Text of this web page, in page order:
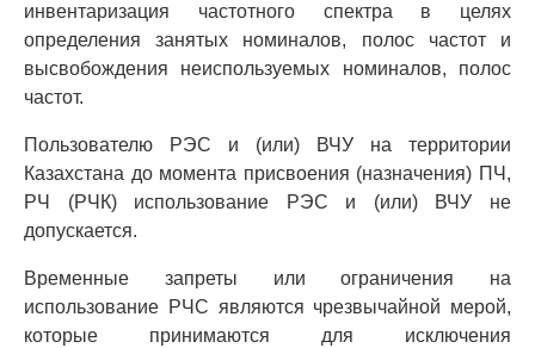
инвентаризация частотного спектра в целях
определения занятых номиналов, полос частот и
высвобождения неиспользуемых номиналов, полос
частот.
Пользователю РЭС и (или) ВЧУ на территории
Казахстана до момента присвоения (назначения) ПЧ,
РЧ (РЧК) использование РЭС и (или) ВЧУ не
допускается.
Временные запреты или ограничения на
использование РЧС являются чрезвычайной мерой,
которые принимаются для исключения